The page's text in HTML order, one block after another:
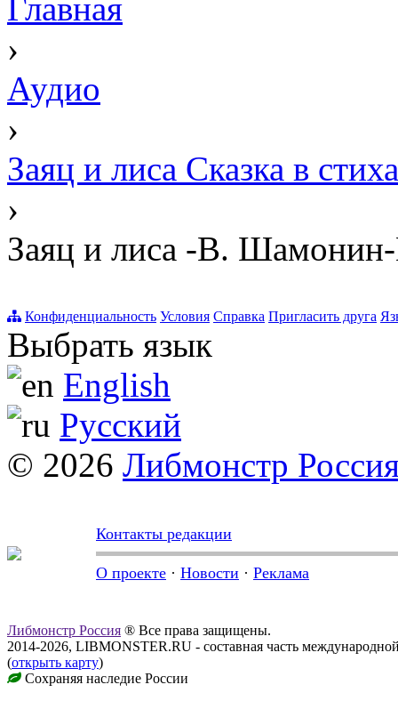
Главная
›
Аудио
›
Заяц и лиса Сказка в
›
Заяц и лиса -В.
Конфиденциальность Условия Справка Пригласить друга
Выбрать язык
English
Русский
© 2026 Либмонстр
Контакты редакции
О проекте · Новости · Реклама
Либмонстр Россия ® Все права защищены.
2014-2026, LIBMONSTER.RU - составная часть
(открыть карту)
Сохраняя наследие России